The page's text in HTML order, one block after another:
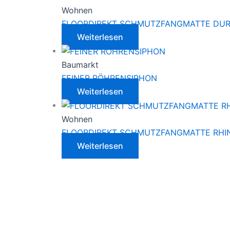
Wohnen
FLOORDIREKT SCHMUTZFANGMATTE
Weiterlesen
Baumarkt
FEINER RÖHRENSIPHON
Weiterlesen
Wohnen
FLOORDIREKT SCHMUTZFANGMATTE
Weiterlesen